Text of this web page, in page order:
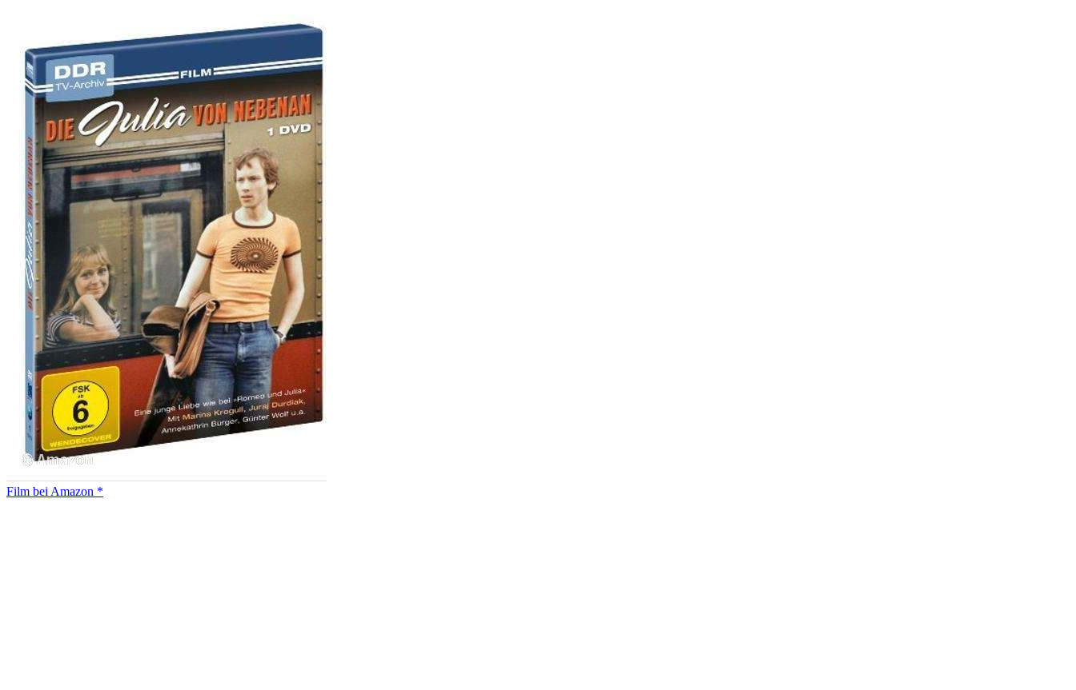
Film bei Amazon *